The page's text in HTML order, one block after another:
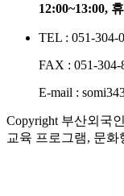
12:00~13:00,
TEL : 051-304-
FAX : 051-304-
E-mail :
Copyright 부산외국
교육 프로그램, 문화